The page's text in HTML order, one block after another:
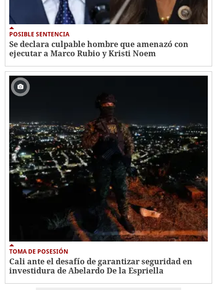
POSIBLE SENTENCIA
Se declara culpable hombre que amenazó con
ejecutar a Marco Rubio y Kristi Noem
TOMA DE POSESIÓN
Cali ante el desafío de garantizar seguridad en
investidura de Abelardo De la Espriella